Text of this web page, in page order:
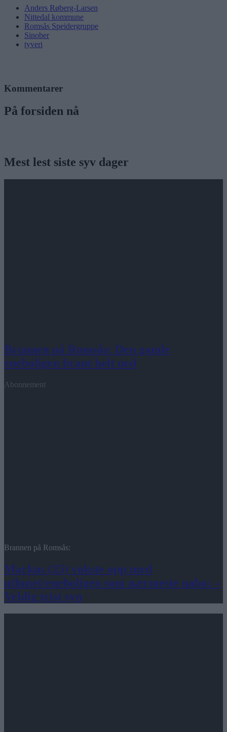
Anders Røberg-Larsen
Nittedal kommune
Romsås Speidergruppe
Sinober
tyveri
Kommentarer
På forsiden nå
Mest lest siste syv dager
Brannen på Romsås: Den gamle
eneboligen brant helt ned
Abonnement
Brannen på Romsås:
Markus (25) vokste opp med
uthuset/eneboligen som nærmeste nabo: –
Veldig trist syn